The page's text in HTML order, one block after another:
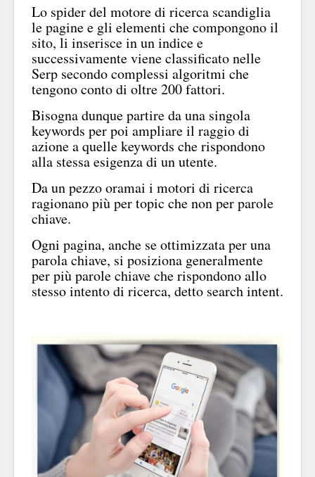
Lo spider del motore di ricerca scandiglia
le pagine e gli elementi che compongono il
sito, li inserisce in un indice e
successivamente viene classificato nelle
Serp secondo complessi algoritmi che
tengono conto di oltre 200 fattori.
Bisogna dunque partire da una singola
keywords per poi ampliare il raggio di
azione a quelle keywords che rispondono
alla stessa esigenza di un utente.
Da un pezzo oramai i motori di ricerca
ragionano più per topic che non per parole
chiave.
Ogni pagina, anche se ottimizzata per una
parola chiave, si posiziona generalmente
per più parole chiave che rispondono allo
stesso intento di ricerca, detto search intent.